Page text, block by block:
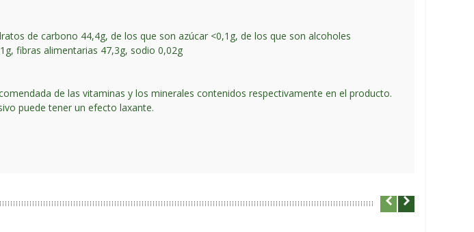
de carbono 44,4g, de los que son azúcar <0,1g, de los que son alcoholes
fibras alimentarias 47,3g, sodio 0,02g
de las vitaminas y los minerales contenidos respectivamente en el producto.
puede tener un efecto laxante.